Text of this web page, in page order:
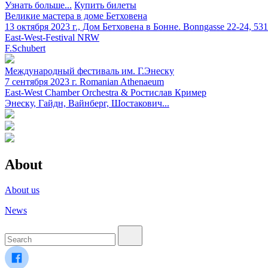
Узнать больше... Купить билеты
Великие мастера в доме Бетховена
13 октября 2023 г., Дом Бетховена в Бонне. Bonngasse 22-24,
East-West-Festival NRW
F.Schubert
Международный фестиваль им. Г.Энеску
7 сентября 2023 г. Romanian Athenaeum
East-West Chamber Orchestra & Ростислав Кример
Энеску, Гайдн, Вайнберг, Шостакович...
About
About us
News